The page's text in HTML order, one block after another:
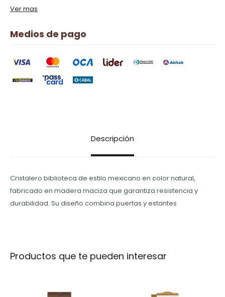
Ver mas
Medios de pago
Descripción
Cristalero biblioteca de estilo mexicano en color natural,
fabricado en madera maciza que garantiza resistencia y
durabilidad. Su diseño combina puertas y estantes
Productos que te pueden interesar